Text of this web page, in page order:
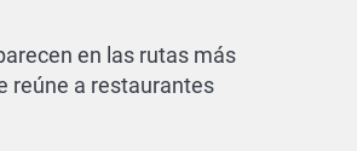
en las rutas más
reúne a restaurantes